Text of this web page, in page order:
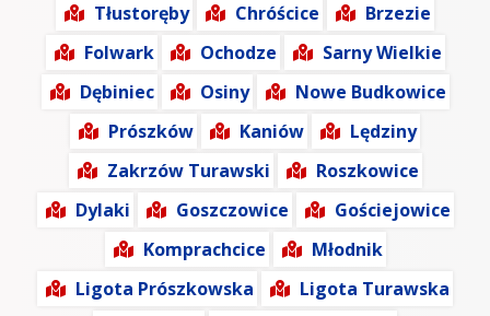
Tłustoręby
Chróścice
Brzezie
Folwark
Ochodze
Sarny Wielkie
Dębiniec
Osiny
Nowe Budkowice
Prószków
Kaniów
Lędziny
Zakrzów Turawski
Roszkowice
Dylaki
Goszczowice
Gościejowice
Komprachcice
Młodnik
Ligota Prószkowska
Ligota Turawska